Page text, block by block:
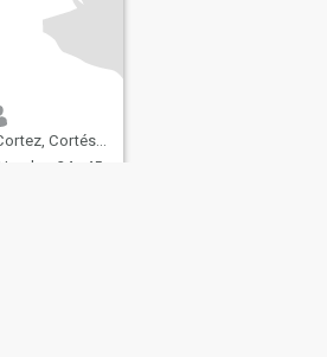
Cortés, Honduras
24 - 45